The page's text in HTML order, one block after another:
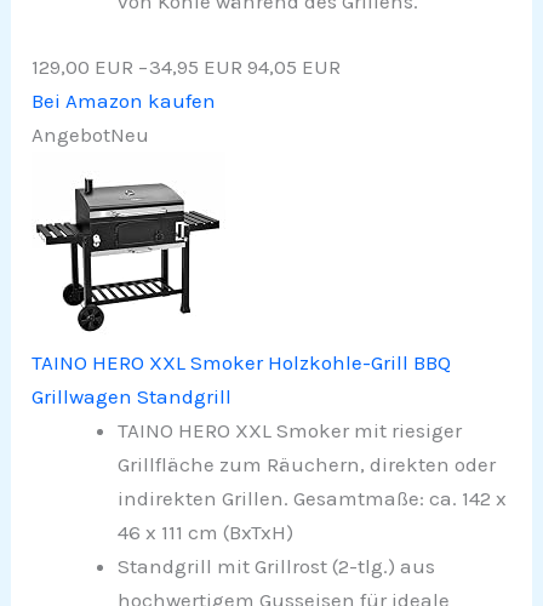
129,00 EUR −34,95 EUR 94,05 EUR
Bei Amazon kaufen
AngebotNeu
TAINO HERO XXL Smoker Holzkohle-Grill BBQ
Grillwagen Standgrill
TAINO HERO XXL Smoker mit riesiger
Grillfläche zum Räuchern, direkten oder
indirekten Grillen. Gesamtmaße: ca. 142 x
46 x 111 cm (BxTxH)
Standgrill mit Grillrost (2-tlg.) aus
hochwertigem Gusseisen für ideale